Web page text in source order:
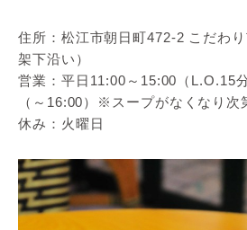
住所：松江市朝日町472-2 こだわ
架下沿い）
営業：平日11:00～15:00（L.O.15
（～16:00）※スープがなくなり次
休み：火曜日